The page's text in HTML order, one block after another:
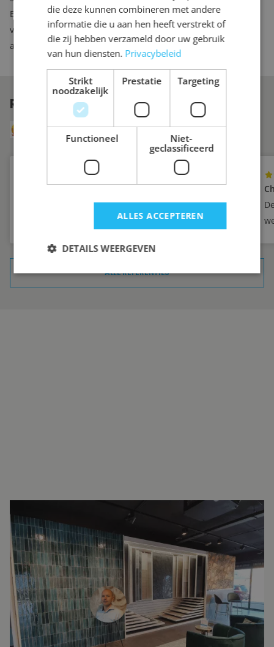
En mocht u over een aantal jaren toch nog iets willen
veranderen aan het kastinterieur, dan kunt u bij ons
aanvullende lades of planken bestellen.
REVIEWS VAN ONZE KLANTEN
Uit 249 reviews via Klanten Vertellen
Yvette
ALLE REFERENTIES
INTERESSE? NEEM VOOR MEER INFORMATIE
CONTACT OP.
Ron Vellekoop
Directeur
071 579 43 55
(Leiden)
010 202 15 15
(Capelle aan den IJssel)
die deze kunnen combineren met andere
informatie die u aan hen heeft verstrekt of
die zij hebben verzameld door uw gebruik
van hun diensten. Privacybeleid
Strikt
noodzakelijk
Prestatie Targeting
Functioneel
Niet-
geclassificeerd
ALLES ACCEPTEREN
DETAILS WEERGEVEN